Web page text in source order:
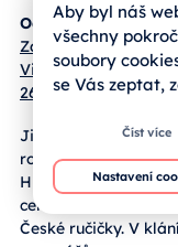
Od:
Střední škola a
Základní škola,
Vimperk, Nerudova
267
Jihočeský žák třetího
ročníku Matouš
Humpál obstál v
celostátní soutěži
České ručičky. V klání
Aby byl náš
všechny
soubory
se Vás zeptat,
Číst více
Nastavení